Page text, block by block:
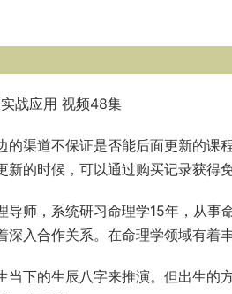
战应用 视频48集
的渠道不保证是否能后面更新的课
新的时候，可以通过购买记录获得
导师，系统研习命理学15年，从
入合作关系。在命理学领域有着
当下的生辰八字来推演。但出生的